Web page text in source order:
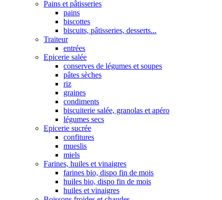
Pains et pâtisseries
pains
biscottes
biscuits, pâtisseries, desserts...
Traiteur
entrées
Epicerie salée
conserves de légumes et soupes
pâtes sèches
riz
graines
condiments
biscuiterie salée, granolas et apéro
légumes secs
Epicerie sucrée
confitures
mueslis
miels
Farines, huiles et vinaigres
farines bio, dispo fin de mois
huiles bio, dispo fin de mois
huiles et vinaigres